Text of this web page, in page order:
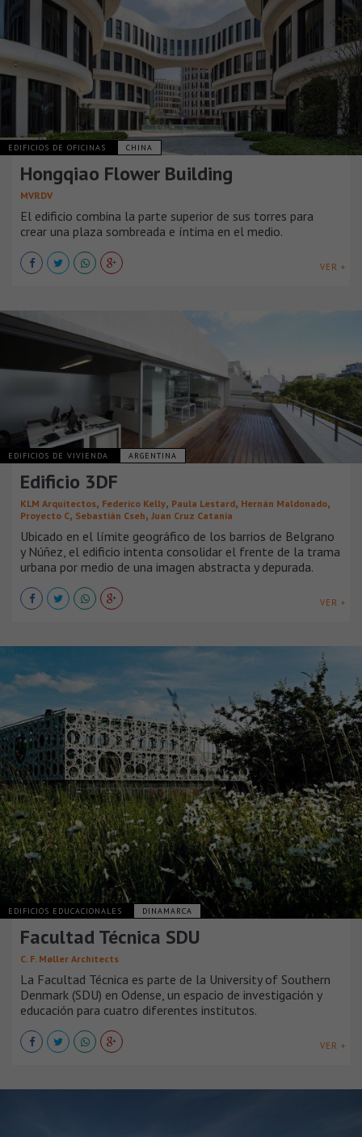
EDIFICIOS DE OFICINAS CHINA
Hongqiao Flower Building
MVRDV
El edificio combina la parte superior de sus torres para
crear una plaza sombreada e íntima en el medio.
VER +
EDIFICIOS DE VIVIENDA ARGENTINA
Edificio 3DF
KLM Arquitectos, Federico Kelly, Paula Lestard, Hernán Maldonado,
Proyecto C, Sebastián Cseh, Juan Cruz Catania
Ubicado en el límite geográfico de los barrios de Belgrano
y Núñez, el edificio intenta consolidar el frente de la trama
urbana por medio de una imagen abstracta y depurada.
VER +
EDIFICIOS EDUCACIONALES DINAMARCA
Facultad Técnica SDU
C. F. Møller Architects
La Facultad Técnica es parte de la University of Southern
Denmark (SDU) en Odense, un espacio de investigación y
educación para cuatro diferentes institutos.
VER +